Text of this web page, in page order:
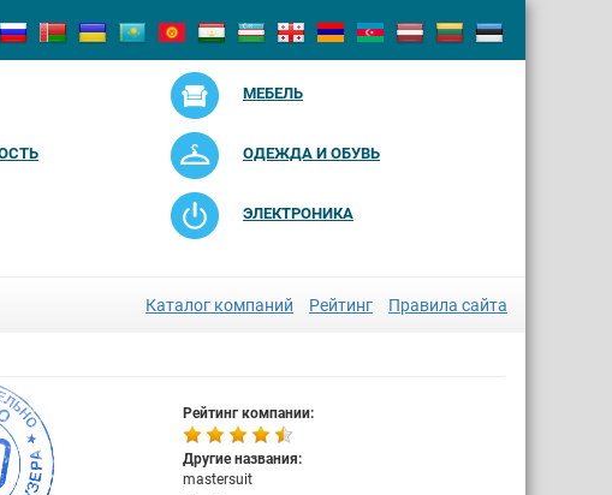
МЕБЕЛЬ
ОДЕЖДА И ОБУВЬ
ЭЛЕКТРОНИКА
Каталог компаний Рейтинг Правила сайта
Рейтинг компании:
Другие названия:
mastersuit